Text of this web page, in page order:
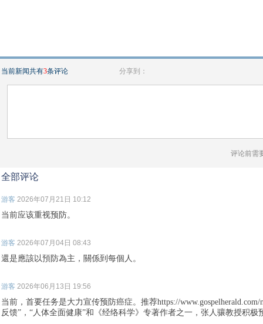
当前新闻共有3条评论 分享到：
评论前需
全部评论
游客 2026年07月21日 10:12
当前应该重视预防。
游客 2026年07月04日 08:43
還是應該以預防為主，關係到每個人。
游客 2026年06月13日 19:56
当前，首要任务是大力宣传预防癌症。推荐https://
反馈”，“人体全面健康”和《经络科学》专著作者之一，张人骧教授积极